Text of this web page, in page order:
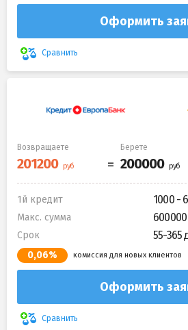
Оформить
Сравнить
Возвращаете Берете
1й кредит 1000 -
Макс. сумма 600000
Срок 55-365
0,06% комиссия для новых клиентов
Оформить
Сравнить